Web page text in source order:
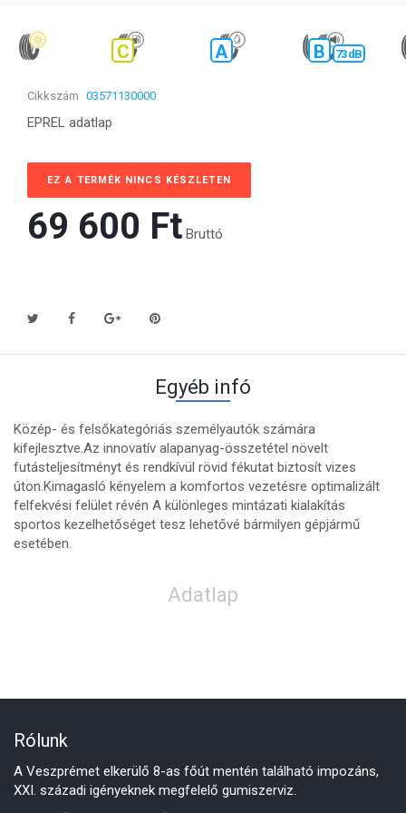
C A B 73 dB
Cikkszám 03571130000
EPREL adatlap
EZ A TERMÉK NINCS KÉSZLETEN
69 600 Ft‎ Bruttó
Egyéb infó
Közép- és felsőkategóriás személyautók számára
kifejlesztve.Az innovatív alapanyag-összetétel növelt
futásteljesítményt és rendkívül rövid fékutat biztosít vizes
úton.Kimagasló kényelem a komfortos vezetésre optimalizált
felfekvési felület révén A különleges mintázati kialakítás
sportos kezelhetőséget tesz lehetővé bármilyen gépjármű
esetében.
Adatlap
Rólunk
A Veszprémet elkerülő 8-as főút mentén található impozáns,
XXI. századi igényeknek megfelelő gumiszerviz.